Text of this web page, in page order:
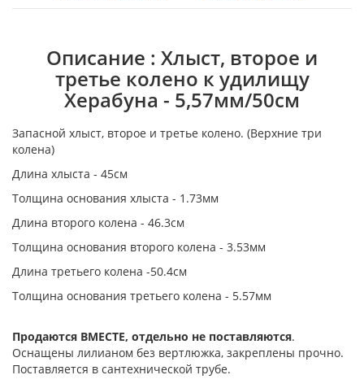
Описание : Хлыст, второе и
третье колено к удилищу
Херабуна - 5,57мм/50см
Запасной хлыст, второе и третье колено. (Верхние три
колена)
Длина хлыста - 45см
Толщина основания хлыста - 1.73мм
Длина второго колена - 46.3см
Толщина основания второго колена - 3.53мм
Длина третьего колена -50.4см
Толщина основания третьего колена - 5.57мм
Продаются ВМЕСТЕ, отдельно не поставляются.
Оснащены лилианом без вертлюжка, закреплены прочно.
Поставляется в сантехнической трубе.